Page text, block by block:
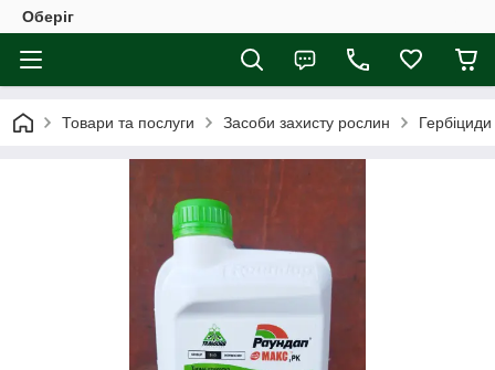
Оберіг
Товари та послуги Засоби захисту рослин Гербіциди